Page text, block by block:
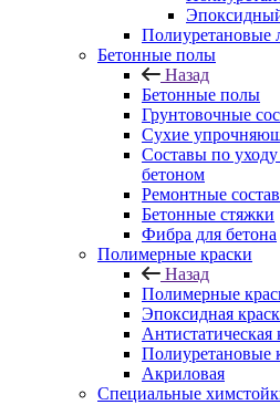
Полиуретановые
Бетонные полы
Назад
Бетонные полы
Грунтовочные
Сухие
Составы по
бетоном
Ремонтные
Бетонные стяжки
Фибра для бетона
Полимерные краски
Назад
Полимерные
Эпоксидная
Антистатическая
Полиуретановые
Акриловая
Специальные